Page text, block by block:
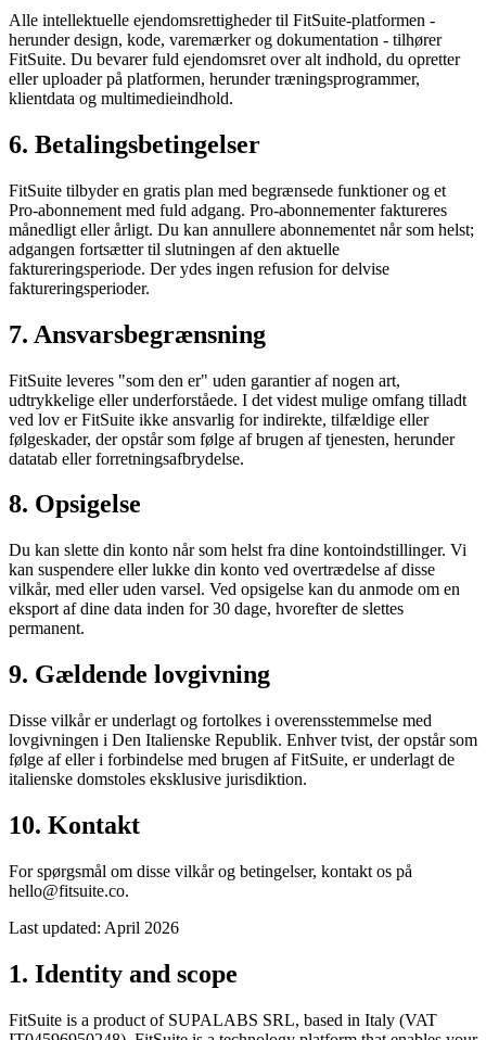
Alle intellektuelle ejendomsrettigheder til FitSuite-platformen -
herunder design, kode, varemærker og dokumentation - tilhører
FitSuite. Du bevarer fuld ejendomsret over alt indhold, du opretter
eller uploader på platformen, herunder træningsprogrammer,
klientdata og multimedieindhold.
6. Betalingsbetingelser
FitSuite tilbyder en gratis plan med begrænsede funktioner og et
Pro-abonnement med fuld adgang. Pro-abonnementer faktureres
månedligt eller årligt. Du kan annullere abonnementet når som helst;
adgangen fortsætter til slutningen af den aktuelle
faktureringsperiode. Der ydes ingen refusion for delvise
faktureringsperioder.
7. Ansvarsbegrænsning
FitSuite leveres "som den er" uden garantier af nogen art,
udtrykkelige eller underforståede. I det videst mulige omfang tilladt
ved lov er FitSuite ikke ansvarlig for indirekte, tilfældige eller
følgeskader, der opstår som følge af brugen af tjenesten, herunder
datatab eller forretningsafbrydelse.
8. Opsigelse
Du kan slette din konto når som helst fra dine kontoindstillinger. Vi
kan suspendere eller lukke din konto ved overtrædelse af disse
vilkår, med eller uden varsel. Ved opsigelse kan du anmode om en
eksport af dine data inden for 30 dage, hvorefter de slettes
permanent.
9. Gældende lovgivning
Disse vilkår er underlagt og fortolkes i overensstemmelse med
lovgivningen i Den Italienske Republik. Enhver tvist, der opstår som
følge af eller i forbindelse med brugen af FitSuite, er underlagt de
italienske domstoles eksklusive jurisdiktion.
10. Kontakt
For spørgsmål om disse vilkår og betingelser, kontakt os på
hello@fitsuite.co.
Last updated: April 2026
1. Identity and scope
FitSuite is a product of SUPALABS SRL, based in Italy (VAT